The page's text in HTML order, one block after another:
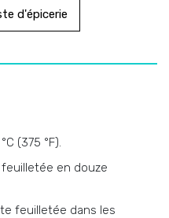
d'épicerie
(375 °F).
feuilletée en douze
feuilletée dans les